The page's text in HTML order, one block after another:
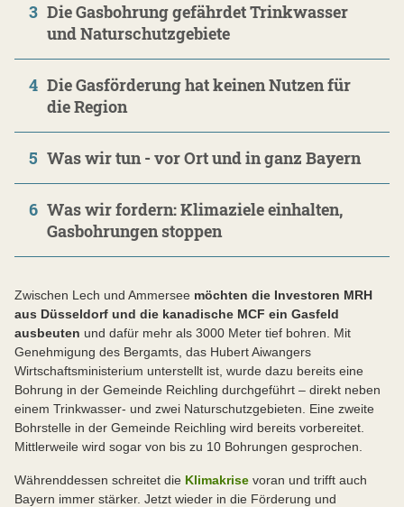
3 Die Gasbohrung gefährdet Trinkwasser
und Naturschutzgebiete
4 Die Gasförderung hat keinen Nutzen für
die Region
5 Was wir tun - vor Ort und in ganz Bayern
6 Was wir fordern: Klimaziele einhalten,
Gasbohrungen stoppen
Zwischen Lech und Ammersee möchten die Investoren MRH
aus Düsseldorf und die kanadische MCF ein Gasfeld
ausbeuten und dafür mehr als 3000 Meter tief bohren. Mit
Genehmigung des Bergamts, das Hubert Aiwangers
Wirtschaftsministerium unterstellt ist, wurde dazu bereits eine
Bohrung in der Gemeinde Reichling durchgeführt – direkt neben
einem Trinkwasser- und zwei Naturschutzgebieten. Eine zweite
Bohrstelle in der Gemeinde Reichling wird bereits vorbereitet.
Mittlerweile wird sogar von bis zu 10 Bohrungen gesprochen.
Währenddessen schreitet die Klimakrise voran und trifft auch
Bayern immer stärker. Jetzt wieder in die Förderung und